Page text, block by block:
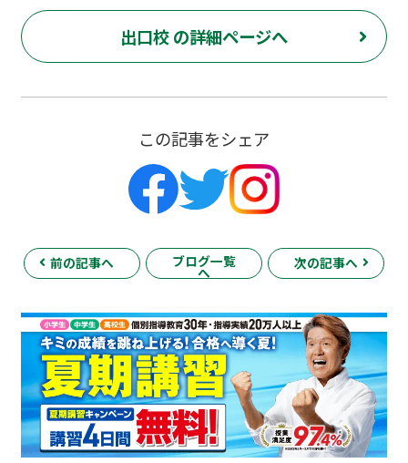
出口校 の詳細ページへ
この記事をシェア
前の記事へ ブログ一覧
へ
次の記事へ